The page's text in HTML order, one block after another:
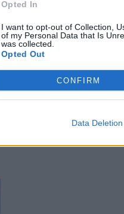
Opted In
I want to opt-out of Collection,
of my Personal Data that Is
was collected.
Opted Out
CONFIRM
Data Deletion